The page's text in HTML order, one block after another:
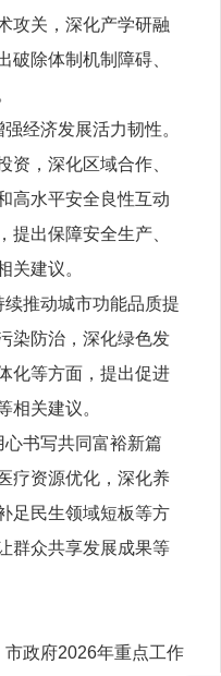
攻关，深化产学研融
破除体制机制障碍、
经济发展活力韧性。
资，深化区域合作、
高水平安全良性互动
提出保障安全生产、
关建议。
推动城市功能品质提
染防治，深化绿色发
化等方面，提出促进
相关建议。
书写共同富裕新篇
疗资源优化，深化养
足民生领域短板等方
群众共享发展成果等
政府2026年重点工作